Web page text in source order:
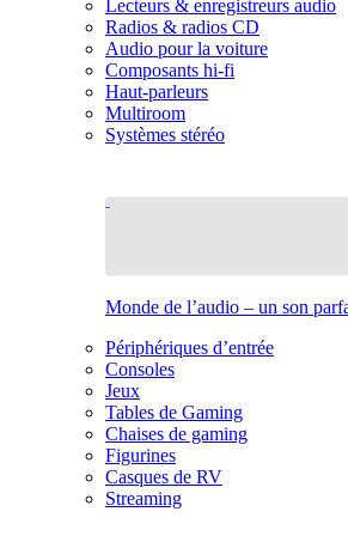
Lecteurs & enregistreurs audio
Radios & radios CD
Audio pour la voiture
Composants hi-fi
Haut-parleurs
Multiroom
Systèmes stéréo
Monde de l’audio – un son
Périphériques d’entrée
Consoles
Jeux
Tables de Gaming
Chaises de gaming
Figurines
Casques de RV
Streaming